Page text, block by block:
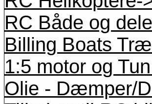
RC Både og
Billing Boats
1:5 motor og
Olie - Dæmper/